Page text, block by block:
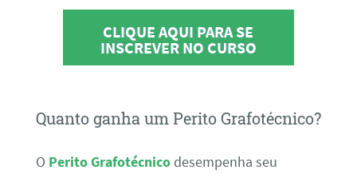
CLIQUE AQUI PARA SE
INSCREVER NO CURSO
Quanto ganha um Perito Grafotécnico?
O Perito Grafotécnicodesempenha seu